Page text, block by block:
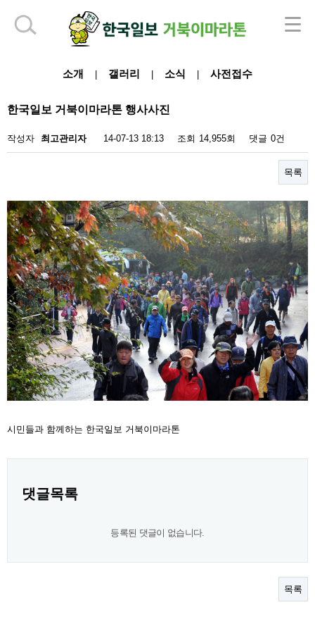
소개 갤러리 소식 사전접수
한국일보 거북이마라톤 행사사진
작성자 최고관리자 14-07-13 18:13 조회 14,955회 댓글 0건
목록
시민들과 함께하는 한국일보 거북이마라톤
댓글목록
등록된 댓글이 없습니다.
목록
하단 영역